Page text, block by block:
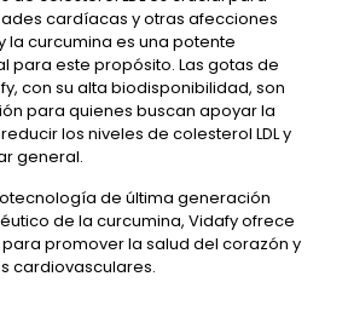
cardíacas y otras afecciones
la curcumina es una potente
para este propósito. Las gotas de
con su alta biodisponibilidad, son
para quienes buscan apoyar la
los niveles de colesterol LDL y
general.
de última generación
de la curcumina, Vidafy ofrece
promover la salud del corazón y
cardiovasculares.